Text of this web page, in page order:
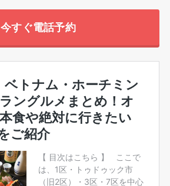
今すぐ電話予約